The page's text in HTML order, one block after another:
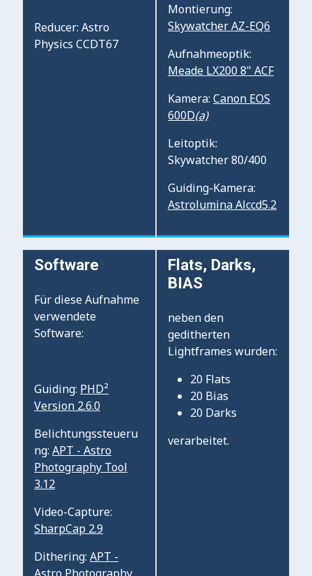
Reducer: Astro
Physics CCDT67
Montierung:
Skywatcher AZ-EQ6
Aufnahmeoptik:
Meade LX200 8" ACF
Kamera: Canon EOS
600D(a)
Leitoptik:
Skywatcher 80/400
Guiding-Kamera:
Astrolumina Alccd5.2
Software
Für diese Aufnahme
verwendete
Software:
Guiding: PHD²
Version 2.6.0
Belichtungssteueru
ng: APT - Astro
Photography Tool
3.12
Video-Capture:
SharpCap 2.9
Dithering: APT -
Flats, Darks,
BIAS
neben den
geditherten
Lightframes wurden:
20 Flats
20 Bias
20 Darks
verarbeitet.